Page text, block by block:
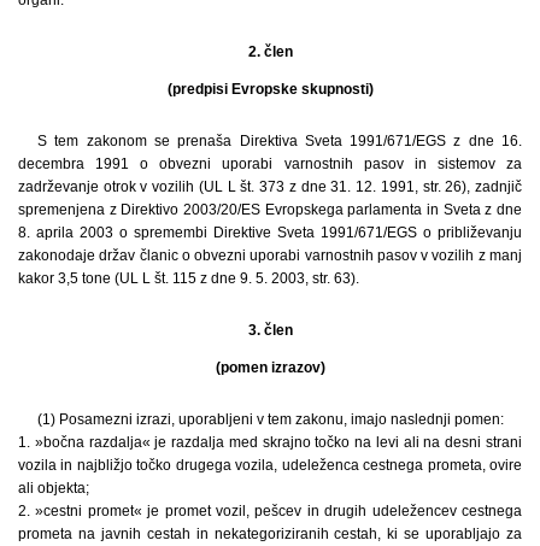
2. člen
(predpisi Evropske skupnosti)
S tem zakonom se prenaša Direktiva Sveta 1991/671/EGS z dne 16.
decembra 1991 o obvezni uporabi varnostnih pasov in sistemov za
zadrževanje otrok v vozilih (UL L št. 373 z dne 31. 12. 1991, str. 26), zadnjič
spremenjena z Direktivo 2003/20/ES Evropskega parlamenta in Sveta z dne
8. aprila 2003 o spremembi Direktive Sveta 1991/671/EGS o približevanju
zakonodaje držav članic o obvezni uporabi varnostnih pasov v vozilih z manj
kakor 3,5 tone (UL L št. 115 z dne 9. 5. 2003, str. 63).
3. člen
(pomen izrazov)
(1) Posamezni izrazi, uporabljeni v tem zakonu, imajo naslednji pomen:
1. »bočna razdalja« je razdalja med skrajno točko na levi ali na desni strani
vozila in najbližjo točko drugega vozila, udeleženca cestnega prometa, ovire
ali objekta;
2. »cestni promet« je promet vozil, pešcev in drugih udeležencev cestnega
prometa na javnih cestah in nekategoriziranih cestah, ki se uporabljajo za